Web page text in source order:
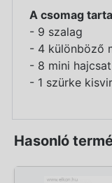
A csomag
- 9 szalag
- 4 különböző
- 8 mini hajcsat
- 1 szürke
Hasonló